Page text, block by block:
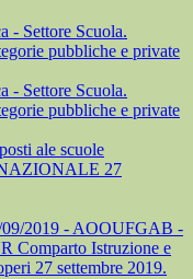
- Settore Scuola.
pubbliche e private
- Settore Scuola.
pubbliche e private
ale scuole
27
09/2019 - AOOUFGAB -
Comparto Istruzione e
27 settembre 2019.